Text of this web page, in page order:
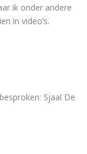
ik onder andere
in video’s.
Sjaal De